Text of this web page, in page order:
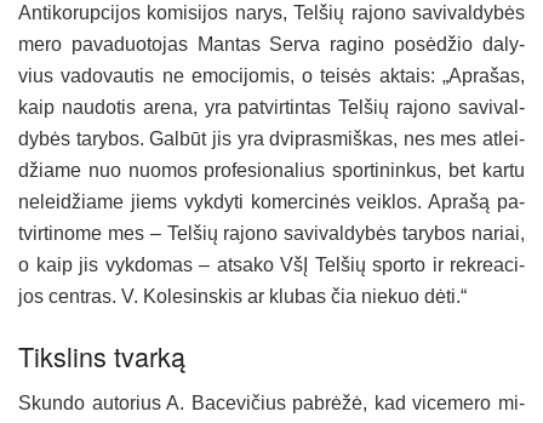
An­ti­ko­rup­ci­jos ko­mi­si­jos na­rys, Tel­šių ra­jo­no sa­vi­val­dy­bės
me­ro pa­va­duo­to­jas Man­tas Ser­va ra­gi­no po­sė­džio da­ly­
vius va­do­vau­tis ne emo­ci­jo­mis, o tei­sės ak­tais: „Ap­ra­šas,
kaip nau­do­tis are­na, yra pa­tvir­tin­tas Tel­šių ra­jo­no sa­vi­val­
dy­bės ta­ry­bos. Gal­būt jis yra dvip­ras­miš­kas, nes mes at­lei­
džia­me nuo nuo­mos pro­fe­sio­na­lius spor­ti­nin­kus, bet kar­tu
ne­lei­džia­me jiems vyk­dy­ti ko­mer­ci­nės veik­los. Ap­ra­šą pa­
tvir­ti­no­me mes – Tel­šių ra­jo­no sa­vi­val­dy­bės ta­ry­bos na­riai,
o kaip jis vyk­do­mas – at­sa­ko VšĮ Tel­šių spor­to ir rek­rea­ci­
jos cent­ras. V. Ko­le­sins­kis ar klu­bas čia nie­kuo dė­ti.“
Tiks­lins tvar­ką
Skun­do au­to­rius A. Ba­ce­vi­čius pa­brė­žė, kad vi­ce­me­ro mi­